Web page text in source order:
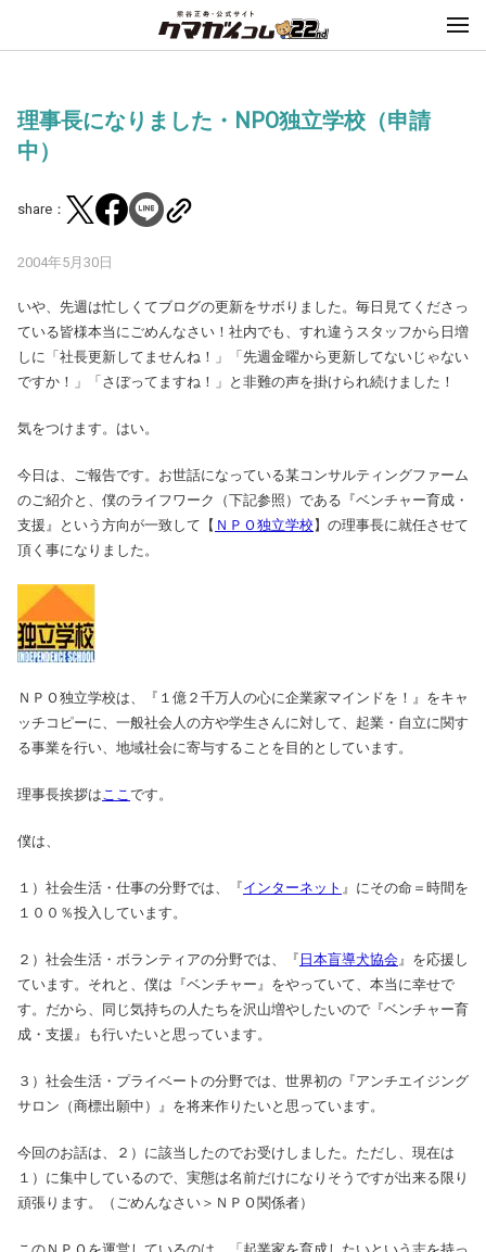
理事長になりました・NPO独立学校（申請
中）
share：
2004年5月30日
いや、先週は忙しくてブログの更新をサボりました。毎日見てくださっ
ている皆様本当にごめんなさい！社内でも、すれ違うスタッフから日増
しに「社長更新してませんね！」「先週金曜から更新してないじゃない
ですか！」「さぼってますね！」と非難の声を掛けられ続けました！
気をつけます。はい。
今日は、ご報告です。お世話になっている某コンサルティングファーム
のご紹介と、僕のライフワーク（下記参照）である『ベンチャー育成・
支援』という方向が一致して【 ＮＰＯ独立学校 】の理事長に就任させて
頂く事になりました。
ＮＰＯ独立学校は、『１億２千万人の心に企業家マインドを！』をキャ
ッチコピーに、一般社会人の方や学生さんに対して、起業・自立に関す
る事業を行い、地域社会に寄与することを目的としています。
理事長挨拶は ここ です。
僕は、
１）社会生活・仕事の分野では、『インターネット 』にその命＝時間を
１００％投入しています。
２）社会生活・ボランティアの分野では、『 日本盲導犬協会 』を応援し
ています。それと、僕は『ベンチャー』をやっていて、本当に幸せで
す。だから、同じ気持ちの人たちを沢山増やしたいので『ベンチャー育
成・支援』も行いたいと思っています。
３）社会生活・プライベートの分野では、世界初の『アンチエイジング
サロン（商標出願中）』を将来作りたいと思っています。
今回のお話は、２）に該当したのでお受けしました。ただし、現在は
１）に集中しているので、実態は名前だけになりそうですが出来る限り
頑張ります。（ごめんなさい＞ＮＰＯ関係者）